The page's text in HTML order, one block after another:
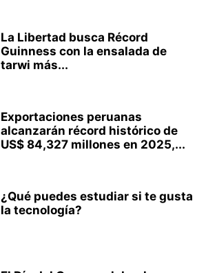
La Libertad busca Récord
Guinness con la ensalada de
tarwi más...
Exportaciones peruanas
alcanzarán récord histórico de
US$ 84,327 millones en 2025,...
¿Qué puedes estudiar si te gusta
la tecnología?